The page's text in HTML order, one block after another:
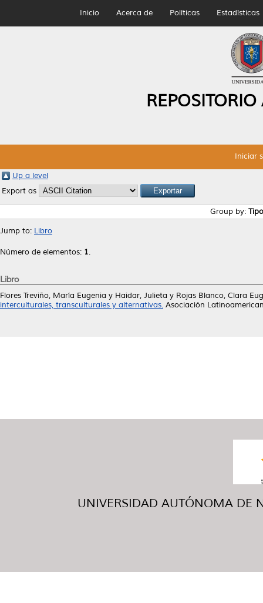
Inicio Acerca de Políticas Estadísticas
Iniciar
Up a level
Export as
Group by:
Jump to: Libro
Número de elementos: 1.
Libro
Flores Treviño, María Eugenia y Haidar, Julieta y Rojas Blanco, Clara
interculturales, transculturales y alternativas. Asociación
UNIVERSIDAD AUTÓNOMA DE